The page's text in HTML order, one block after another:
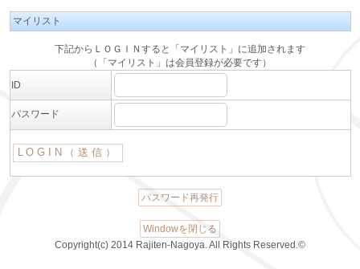
マイリスト
下記からＬＯＧＩＮすると「マイリスト」に追加されます
（「マイリスト」は会員登録が必要です）
ID
パスワード
パスワード再発行
Windowを閉じる
Copyright(c) 2014 Rajiten-Nagoya. All Rights Reserved.©